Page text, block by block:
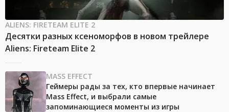
ALIENS: FIRETEAM ELITE 2
Десятки разных ксеноморфов в новом трейлере
Aliens: Fireteam Elite 2
MASS EFFECT
Геймеры рады за тех, кто впервые начинает
Mass Effect, и выбрали самые
запоминающиеся моменты из игры